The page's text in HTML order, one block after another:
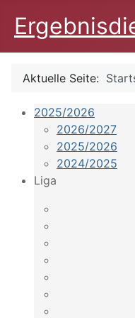
Aktuelle Seite:
2025/2026
2026/2027
2025/2026
2024/2025
Liga